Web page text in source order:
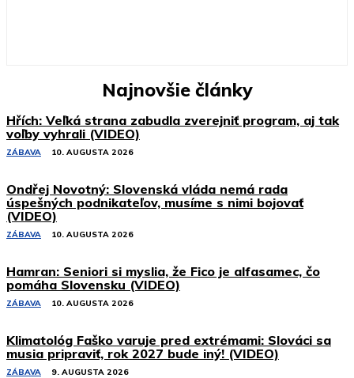
Najnovšie články
Hřích: Veľká strana zabudla zverejniť program, aj tak
voľby vyhrali (VIDEO)
ZÁBAVA 10. AUGUSTA 2026
Ondřej Novotný: Slovenská vláda nemá rada
úspešných podnikateľov, musíme s nimi bojovať
(VIDEO)
ZÁBAVA 10. AUGUSTA 2026
Hamran: Seniori si myslia, že Fico je alfasamec, čo
pomáha Slovensku (VIDEO)
ZÁBAVA 10. AUGUSTA 2026
Klimatológ Faško varuje pred extrémami: Slováci sa
musia pripraviť, rok 2027 bude iný! (VIDEO)
ZÁBAVA 9. AUGUSTA 2026